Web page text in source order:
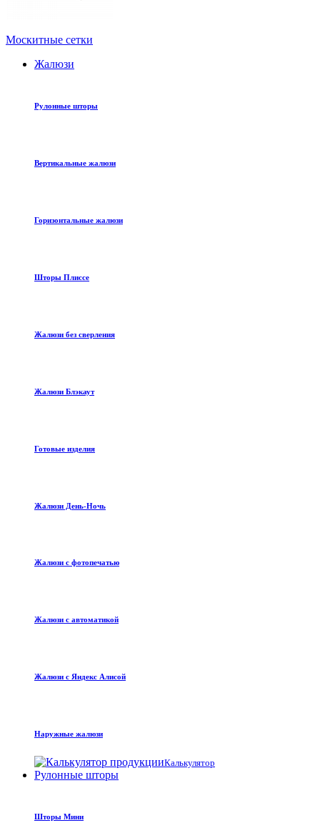
Москитные сетки
Жалюзи
Рулонные шторы
Вертикальные жалюзи
Горизонтальные жалюзи
Шторы Плиссе
Жалюзи без сверления
Жалюзи Блэкаут
Готовые изделия
Жалюзи День-Ночь
Жалюзи с фотопечатью
Жалюзи с автоматикой
Жалюзи с Яндекс Алисой
Наружные жалюзи
Калькулятор
Рулонные шторы
Шторы Мини